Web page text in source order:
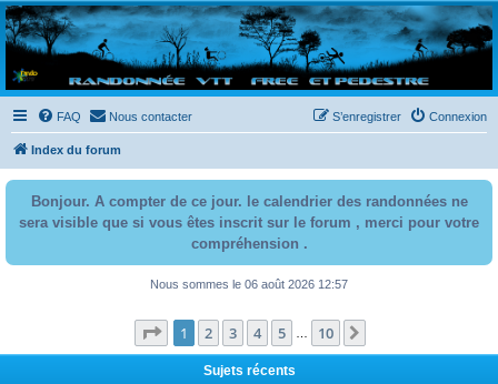
Randovttfree.fr
Bienvenue sur le site des randos vtt et pédestre de Bretagne . Bonne navigation sur le site
et bonnes randos dans l'Ouest !
FAQ Nous contacter Connexion
S’enregistrer
Index du forum
Bonjour. A compter de ce jour. le calendrier des randonnées ne
sera visible que si vous êtes inscrit sur le forum , merci pour votre
compréhension .
Nous sommes le 06 août 2026 12:57
Page 1sur10
1 2 3 4 5 10
Sujets récents